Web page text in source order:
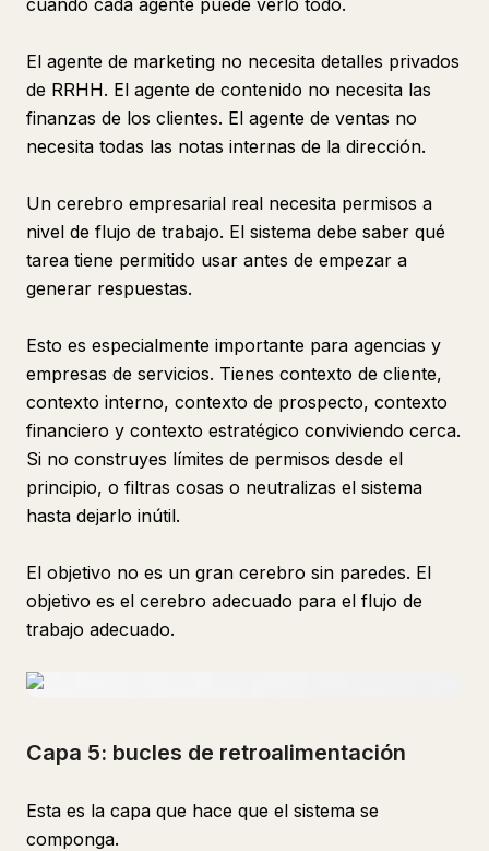
cuando cada agente puede verlo todo.
El agente de marketing no necesita detalles privados
de RRHH. El agente de contenido no necesita las
finanzas de los clientes. El agente de ventas no
necesita todas las notas internas de la dirección.
Un cerebro empresarial real necesita permisos a
nivel de flujo de trabajo. El sistema debe saber qué
tarea tiene permitido usar antes de empezar a
generar respuestas.
Esto es especialmente importante para agencias y
empresas de servicios. Tienes contexto de cliente,
contexto interno, contexto de prospecto, contexto
financiero y contexto estratégico conviviendo cerca.
Si no construyes límites de permisos desde el
principio, o filtras cosas o neutralizas el sistema
hasta dejarlo inútil.
El objetivo no es un gran cerebro sin paredes. El
objetivo es el cerebro adecuado para el flujo de
trabajo adecuado.
Capa 5: bucles de retroalimentación
Esta es la capa que hace que el sistema se
componga.